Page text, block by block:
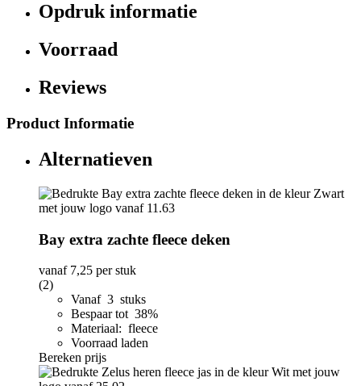
Opdruk informatie
Voorraad
Reviews
Product Informatie
Alternatieven
Bay extra zachte fleece deken
vanaf 7,25 per stuk
(2)
Vanaf 3 stuks
Bespaar tot 38%
Materiaal: fleece
Voorraad laden
Bereken prijs